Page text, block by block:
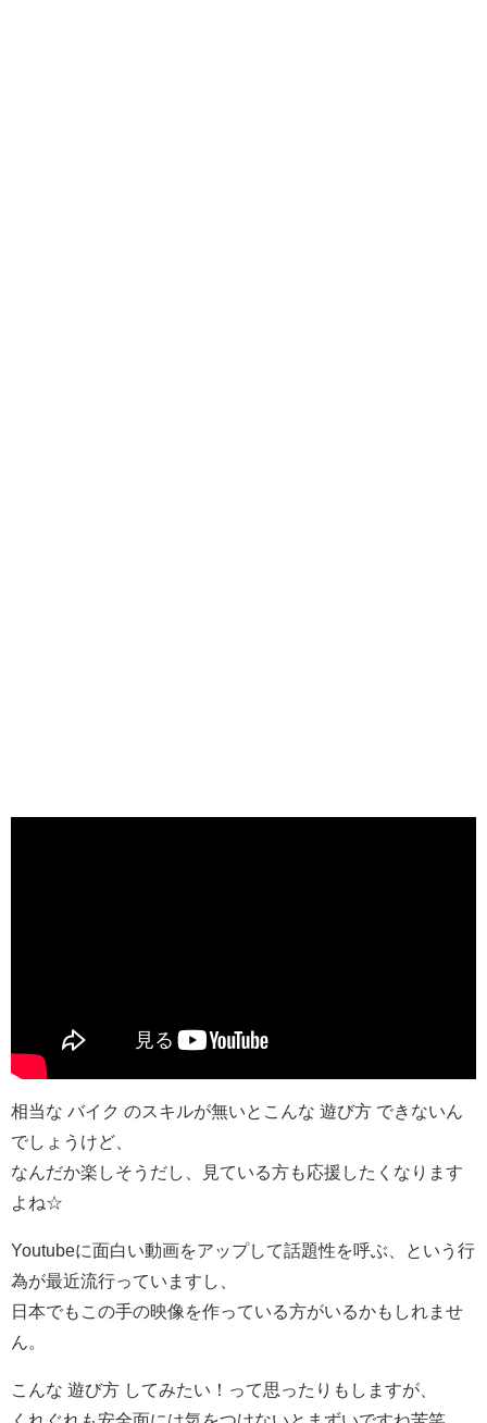
相当な バイク のスキルが無いとこんな 遊び方 できないん
でしょうけど、
なんだか楽しそうだし、見ている方も応援したくなります
よね☆
Youtubeに面白い動画をアップして話題性を呼ぶ、という行
為が最近流行っていますし、
日本でもこの手の映像を作っている方がいるかもしれませ
ん。
こんな 遊び方 してみたい！って思ったりもしますが、